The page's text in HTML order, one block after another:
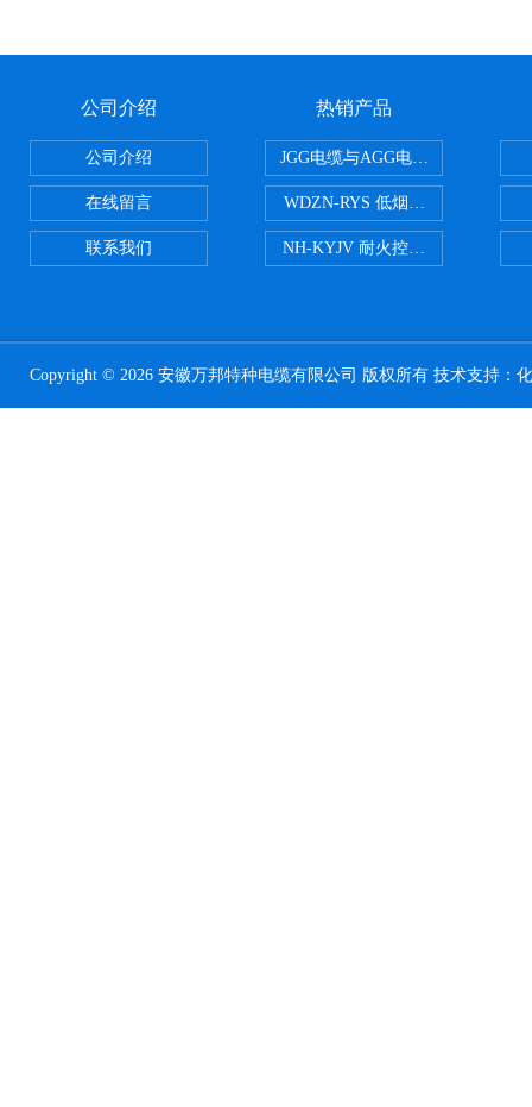
公司介绍
公司介绍
在线留言
联系我们
热销产品
JGG电缆与AGG电缆有什么区别
WDZN-RYS 低烟无卤耐火双绞线
NH-KYJV 耐火控制电缆
Copyright © 2026 安徽万邦特种电缆有限公司 版权所有 技术支持：